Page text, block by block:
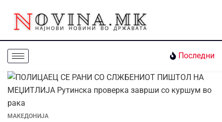
Последни
МАКЕДОНИЈА